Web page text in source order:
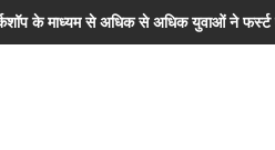
के माध्यम से अधिक से अधिक युवाओं ने फर्स्ट